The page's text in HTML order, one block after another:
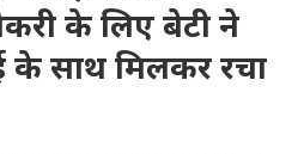
के लिए बेटी ने
के साथ मिलकर रचा